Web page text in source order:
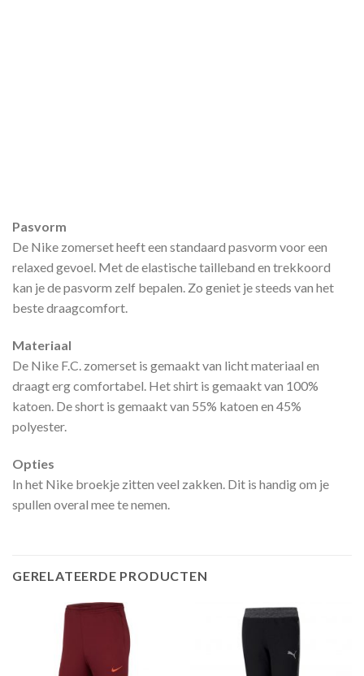
Pasvorm
De Nike zomerset heeft een standaard pasvorm voor een
relaxed gevoel. Met de elastische tailleband en trekkoord
kan je de pasvorm zelf bepalen. Zo geniet je steeds van het
beste draagcomfort.
Materiaal
De Nike F.C. zomerset is gemaakt van licht materiaal en
draagt erg comfortabel. Het shirt is gemaakt van 100%
katoen. De short is gemaakt van 55% katoen en 45%
polyester.
Opties
In het Nike broekje zitten veel zakken. Dit is handig om je
spullen overal mee te nemen.
GERELATEERDE PRODUCTEN